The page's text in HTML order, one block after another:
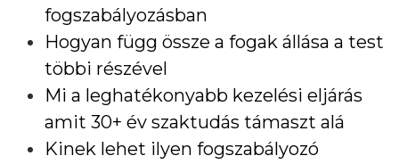
fogszabályozásban
Hogyan függ össze a fogak állása a test
többi részével
Mi a leghatékonyabb kezelési eljárás
amit 30+ év szaktudás támaszt alá
Kinek lehet ilyen fogszabályozó